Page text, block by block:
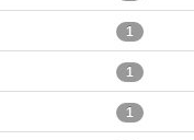
1
1
1